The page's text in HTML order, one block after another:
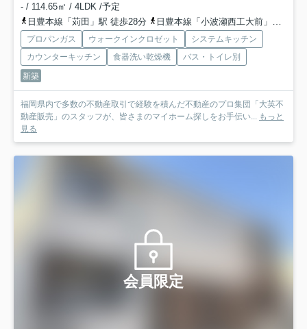
- / 114.65㎡ / 4LDK /予定
日豊本線「苅田」駅 徒歩28分
日豊本線「小波瀬西工大前」駅 徒歩26分
プロパンガス ウォークインクロゼット
システムキッチン
カウンターキッチン
食器洗い乾燥機
バス・トイレ別
新築
福岡県内で多数の不動産取引で経験を積んだ不動産のプロ集団「大英不
動産販売」のスタッフが、皆さまのマイホーム探しをお手伝い... もっと
見る
会員限定